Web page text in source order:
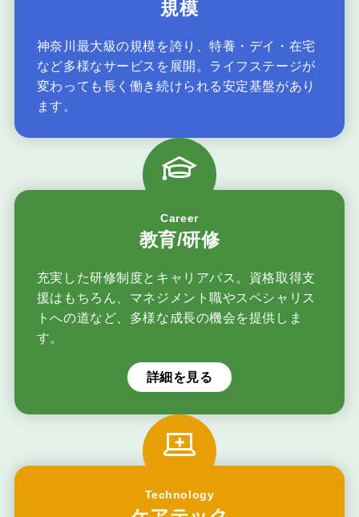
規模
神奈川最大級の規模を誇り、特養・デイ・在宅
など多様なサービスを展開。ライフステージが
変わっても長く働き続けられる安定基盤があり
ます。
Career
教育/研修
充実した研修制度とキャリアパス。資格取得支
援はもちろん、マネジメント職やスペシャリス
トへの道など、多様な成長の機会を提供しま
す。
詳細を見る
Technology